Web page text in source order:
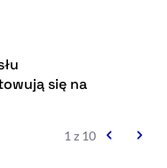
się na
1 z 10